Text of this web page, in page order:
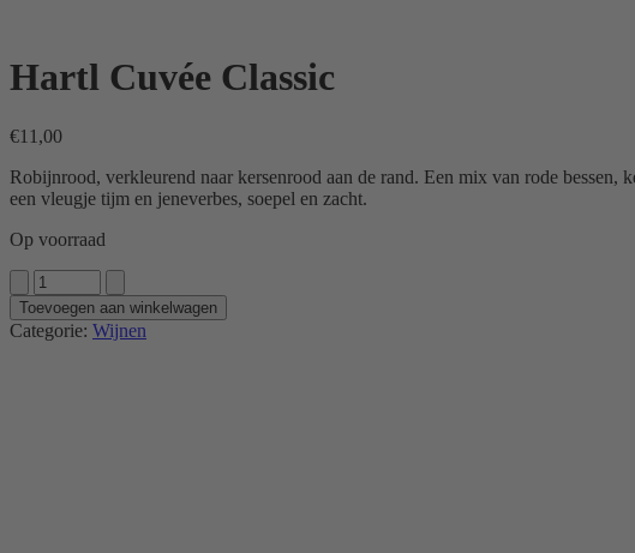
Hartl Cuvée Classic
€11,00
Robijnrood, verkleurend naar kersenrood aan de rand. Een mix van rode bessen,
een vleugje tijm en jeneverbes, soepel en zacht.
Op voorraad
Hartl
Cuvée
Classic
aantal
Toevoegen aan winkelwagen
Categorie: Wijnen